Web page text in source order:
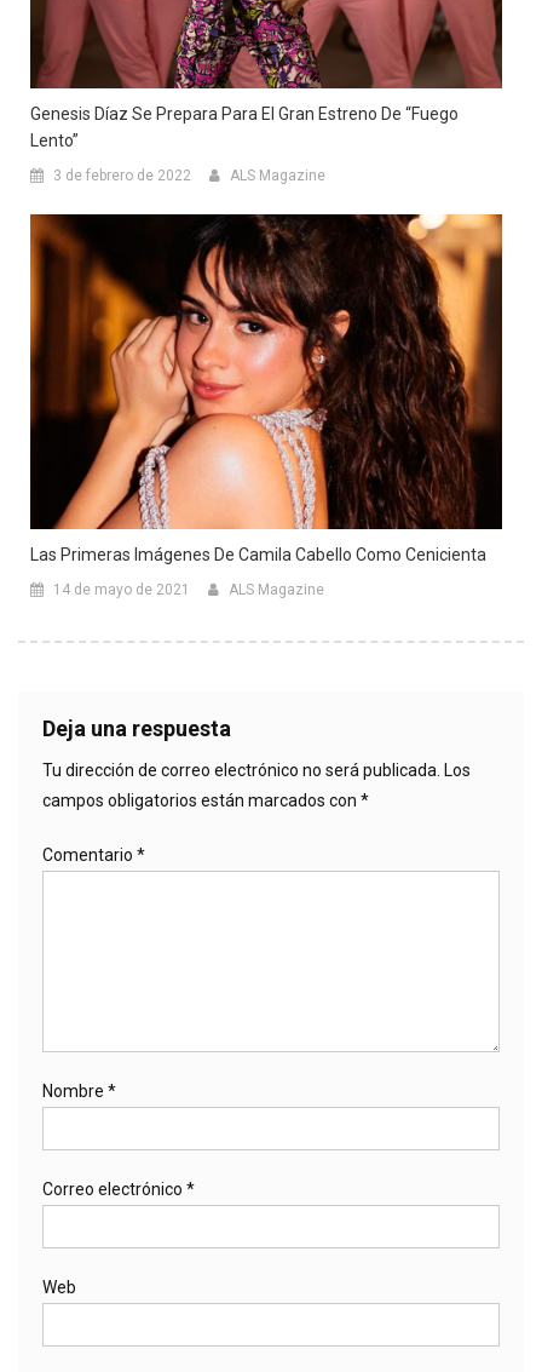
Genesis Díaz Se Prepara Para El Gran Estreno De “Fuego
Lento”
3 de febrero de 2022 ALS Magazine
Las Primeras Imágenes De Camila Cabello Como Cenicienta
14 de mayo de 2021 ALS Magazine
Deja una respuesta
Tu dirección de correo electrónico no será publicada. Los
campos obligatorios están marcados con *
Comentario *
Nombre *
Correo electrónico *
Web